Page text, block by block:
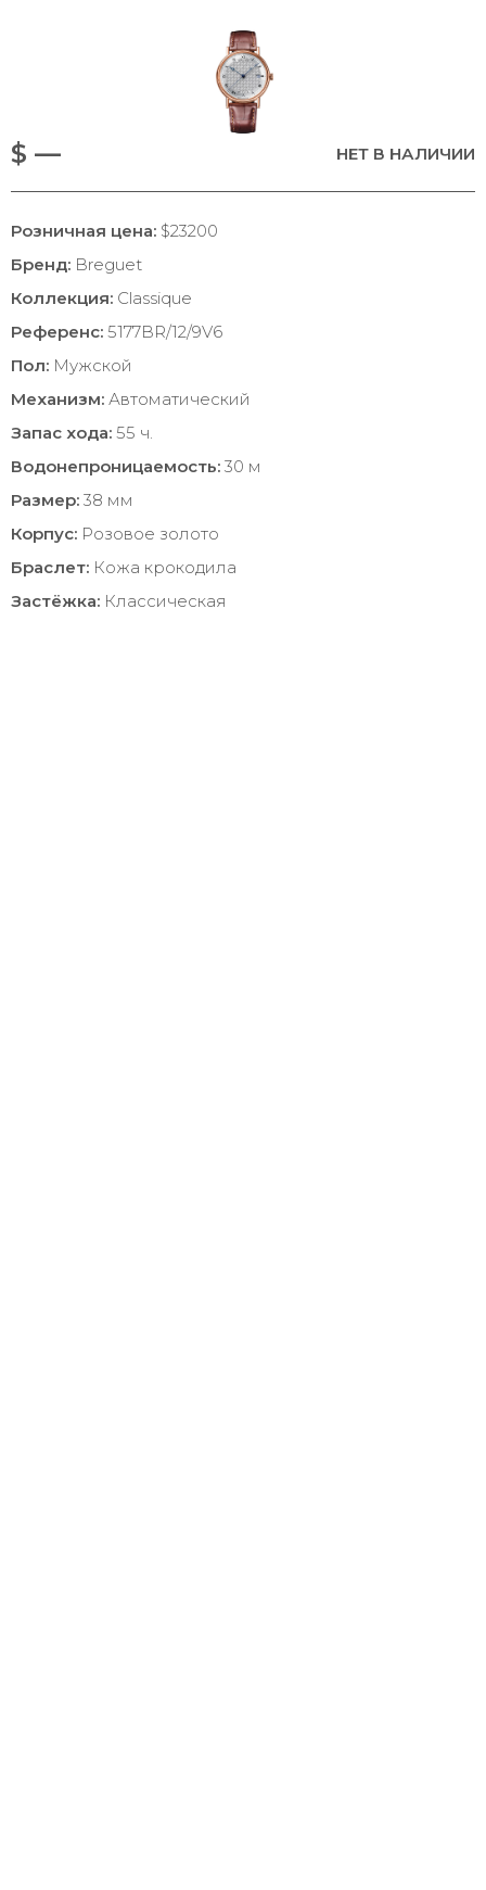
$ — НЕТ В НАЛИЧИИ
Розничная цена: $23200
Бренд: Breguet
Коллекция: Classique
Референс: 5177BR/12/9V6
Пол: Мужской
Механизм: Автоматический
Запас хода: 55 ч.
Водонепроницаемость: 30 м
Размер: 38 мм
Корпус: Розовое золото
Браслет: Кожа крокодила
Застёжка: Классическая